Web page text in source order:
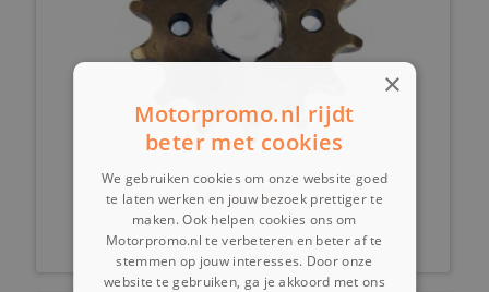
€ 9,99
×
Motorpromo.nl rijdt
beter met cookies
We gebruiken cookies om onze website goed
te laten werken en jouw bezoek prettiger te
maken. Ook helpen cookies ons om
Motorpromo.nl te verbeteren en beter af te
stemmen op jouw interesses. Door onze
website te gebruiken, ga je akkoord met ons